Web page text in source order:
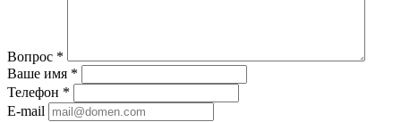
Вопрос *
Ваше имя *
Телефон *
E-mail